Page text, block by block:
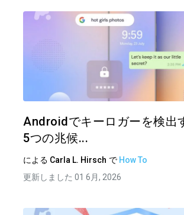
Androidでキーロガーを検出
5つの兆候...
による Carla L. Hirsch で How To
更新しました 01 6月, 2026